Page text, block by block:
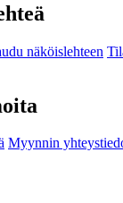
näköislehteen
Myynnin